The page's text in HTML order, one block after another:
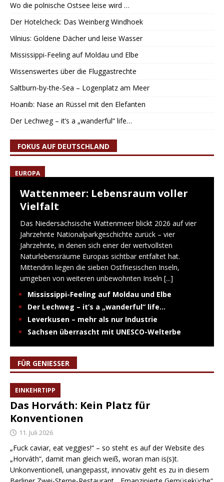
Wo die polnische Ostsee leise wird …
Der Hotelcheck: Das Weinberg Windhoek
Vilnius: Goldene Dächer und leise Wasser
Mississippi-Feeling auf Moldau und Elbe
Wissenswertes über die Fluggastrechte
Saltburn-by-the-Sea – Logenplatz am Meer
Hoanib: Nase an Rüssel mit den Elefanten
Der Lechweg – it’s a „wanderful“ life…
FOKUS AUF DEUTSCHLAND
EUROPA
Wattenmeer: Lebensraum voller
Vielfalt
Das Niedersächsische Wattenmeer blickt 2026 auf vier
Jahrzehnte Nationalparkgeschichte zurück – vier
Jahrzehnte, in denen sich einer der wertvollsten
Naturlebensräume Europas sichtbar entfaltet hat.
Mittendrin liegen die sieben Ostfriesischen Inseln,
umgeben von weiteren unbewohnten Inseln [...]
Mississippi-Feeling auf Moldau und Elbe
Der Lechweg – it’s a „wanderful“ life…
Leverkusen – mehr als nur Industrie
Sachsen überrascht mit UNESCO-Welterbe
FÜR GENIESSER
EINKEHRTIPP
Das Horváth: Kein Platz für
Konventionen
11. Juli 2026
„Fuck caviar, eat veggies!“ – so steht es auf der Website des
„Horváth“, damit man gleich weiß, woran man is(s)t.
Unkonventionell, unangepasst, innovativ geht es zu in diesem